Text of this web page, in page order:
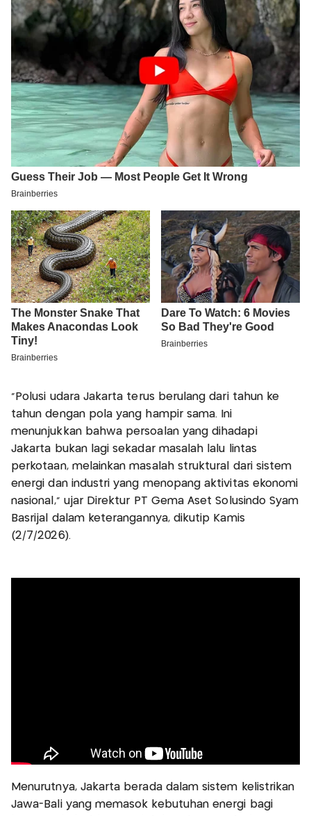
"Polusi udara Jakarta terus berulang dari tahun ke
tahun dengan pola yang hampir sama. Ini
menunjukkan bahwa persoalan yang dihadapi
Jakarta bukan lagi sekadar masalah lalu lintas
perkotaan, melainkan masalah struktural dari sistem
energi dan industri yang menopang aktivitas ekonomi
nasional," ujar Direktur PT Gema Aset Solusindo Syam
Basrijal dalam keterangannya, dikutip Kamis
(2/7/2026).
Menurutnya, Jakarta berada dalam sistem kelistrikan
Jawa-Bali yang memasok kebutuhan energi bagi